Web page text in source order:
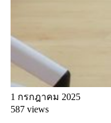
1 กรกฎาคม 2025
587 views